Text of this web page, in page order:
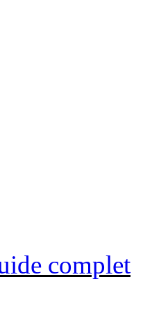
complet